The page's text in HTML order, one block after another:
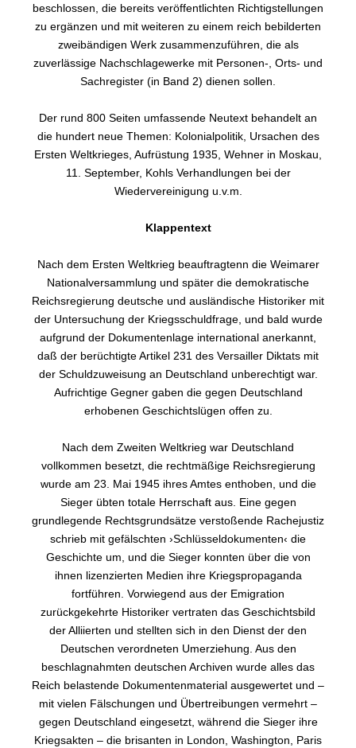
beschlossen, die bereits veröffentlichten Richtigstellungen
zu ergänzen und mit weiteren zu einem reich bebilderten
zweibändigen Werk zusammenzuführen, die als
zuverlässige Nachschlagewerke mit Personen-, Orts- und
Sachregister (in Band 2) dienen sollen.
Der rund 800 Seiten umfassende Neutext behandelt an
die hundert neue Themen: Kolonialpolitik, Ursachen des
Ersten Weltkrieges, Aufrüstung 1935, Wehner in Moskau,
11. September, Kohls Verhandlungen bei der
Wiedervereinigung u.v.m.
Klappentext
Nach dem Ersten Weltkrieg beauftragtenn die Weimarer
Nationalversammlung und später die demokratische
Reichsregierung deutsche und ausländische Historiker mit
der Untersuchung der Kriegsschuldfrage, und bald wurde
aufgrund der Dokumentenlage international anerkannt,
daß der berüchtigte Artikel 231 des Versailler Diktats mit
der Schuldzuweisung an Deutschland unberechtigt war.
Aufrichtige Gegner gaben die gegen Deutschland
erhobenen Geschichtslügen offen zu.
Nach dem Zweiten Weltkrieg war Deutschland
vollkommen besetzt, die rechtmäßige Reichsregierung
wurde am 23. Mai 1945 ihres Amtes enthoben, und die
Sieger übten totale Herrschaft aus. Eine gegen
grundlegende Rechtsgrundsätze verstoßende Rachejustiz
schrieb mit gefälschten ›Schlüsseldokumenten‹ die
Geschichte um, und die Sieger konnten über die von
ihnen lizenzierten Medien ihre Kriegspropaganda
fortführen. Vorwiegend aus der Emigration
zurückgekehrte Historiker vertraten das Geschichtsbild
der Alliierten und stellten sich in den Dienst der den
Deutschen verordneten Umerziehung. Aus den
beschlagnahmten deutschen Archiven wurde alles das
Reich belastende Dokumentenmaterial ausgewertet und –
mit vielen Fälschungen und Übertreibungen vermehrt –
gegen Deutschland eingesetzt, während die Sieger ihre
Kriegsakten – die brisanten in London, Washington, Paris